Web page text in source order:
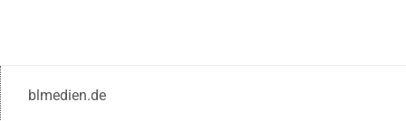
blmedien.de